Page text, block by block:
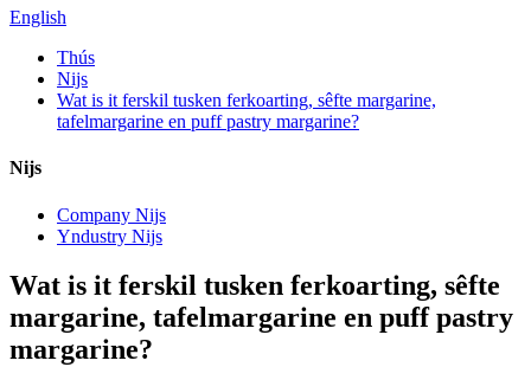
English
Thús
Nijs
Wat is it ferskil tusken ferkoarting, sêfte margarine,
tafelmargarine en puff pastry margarine?
Nijs
Company Nijs
Yndustry Nijs
Wat is it ferskil tusken ferkoarting, sêfte
margarine, tafelmargarine en puff pastry
margarine?